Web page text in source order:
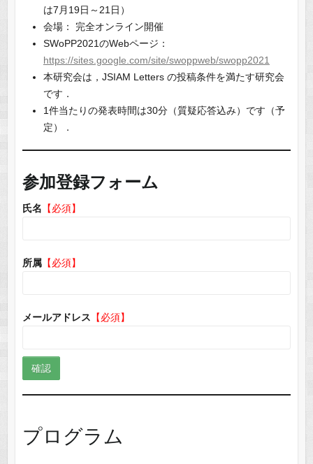
は7月19日～21日）
会場： 完全オンライン開催
SWoPP2021のWebページ：
https://sites.google.com/site/swoppweb/swopp2021
本研究会は，JSIAM Letters の投稿条件を満たす研究会
です．
1件当たりの発表時間は30分（質疑応答込み）です（予
定）．
参加登録フォーム
氏名 【必須】
所属【必須】
メールアドレス 【必須】
プログラム